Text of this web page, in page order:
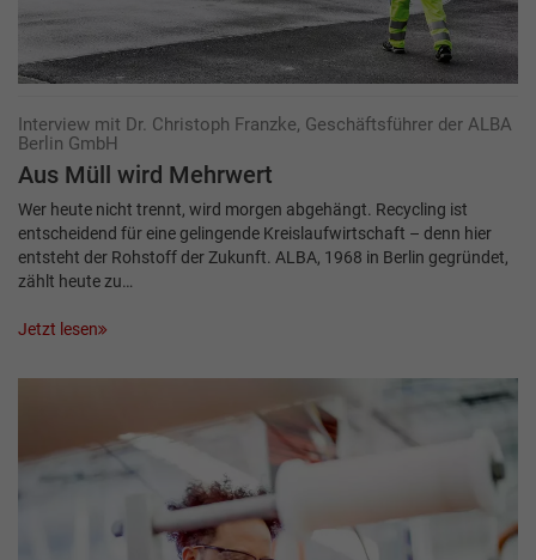
Interview mit Dr. Christoph Franzke, Geschäftsführer der ALBA
Berlin GmbH
Aus Müll wird Mehrwert
Wer heute nicht trennt, wird morgen abgehängt. Recycling ist
entscheidend für eine gelingende Kreislaufwirtschaft – denn hier
entsteht der Rohstoff der Zukunft. ALBA, 1968 in Berlin gegründet,
zählt heute zu…
Jetzt lesen